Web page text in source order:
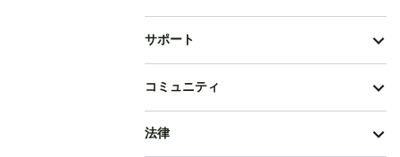
サポート
コミュニティ
法律